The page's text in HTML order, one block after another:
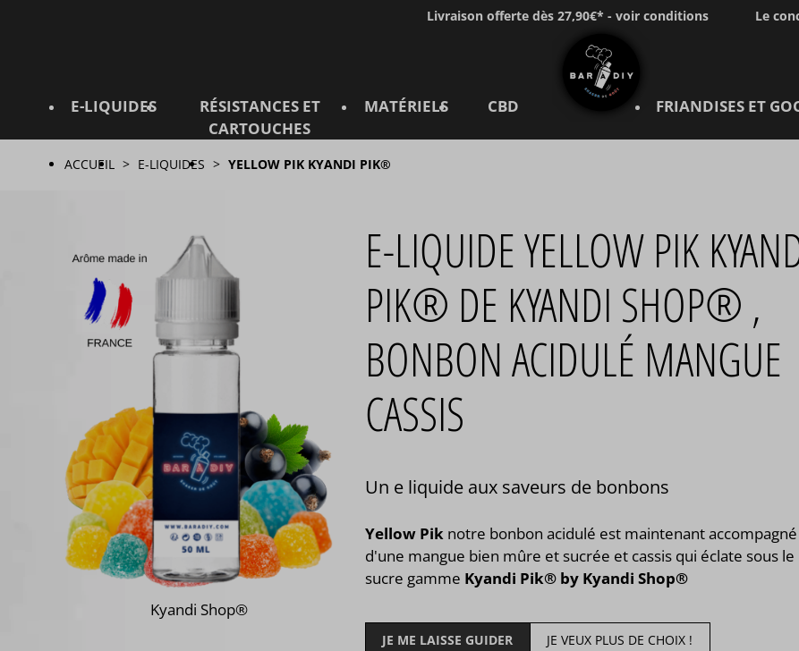
Livraison offerte dès 27,90€* - voir conditions Le
E-LIQUIDES
RÉSISTANCES ET
CARTOUCHES
MATÉRIELS CBD FRIANDISES ET
ACCUEIL E-LIQUIDES YELLOW PIK KYANDI PIK®
E-LIQUIDE YELLOW PIK
PIK® DE KYANDI SHOP® ,
BONBON ACIDULÉ MANGUE
CASSIS
Un e liquide aux saveurs de bonbons
Yellow Pik notre bonbon acidulé est maintenant accompagné
d'une mangue bien mûre et sucrée et cassis qui éclate sous le
sucre gamme Kyandi Pik® by Kyandi Shop®
JE ME LAISSE GUIDER JE VEUX PLUS DE CHOIX !
Kyandi Shop®